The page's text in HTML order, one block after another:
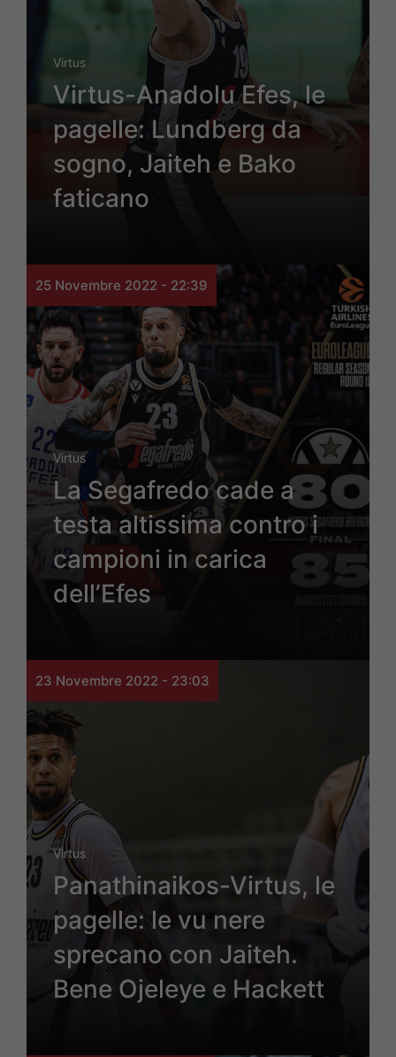
Virtus
Virtus-Anadolu Efes, le
pagelle: Lundberg da
sogno, Jaiteh e Bako
faticano
25 Novembre 2022 - 22:39
Virtus
La Segafredo cade a
testa altissima contro i
campioni in carica
dell’Efes
23 Novembre 2022 - 23:03
Virtus
Panathinaikos-Virtus, le
pagelle: le vu nere
sprecano con Jaiteh.
Bene Ojeleye e Hackett